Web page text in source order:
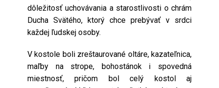
dôležitosť uchovávania a starostlivosti o chrám
Ducha Svätého, ktorý chce prebývať v srdci
každej ľudskej osoby.
V kostole boli zreštaurované oltáre, kazateľnica,
maľby na strope, bohostánok i spovedná
miestnosť, pričom bol celý kostol aj